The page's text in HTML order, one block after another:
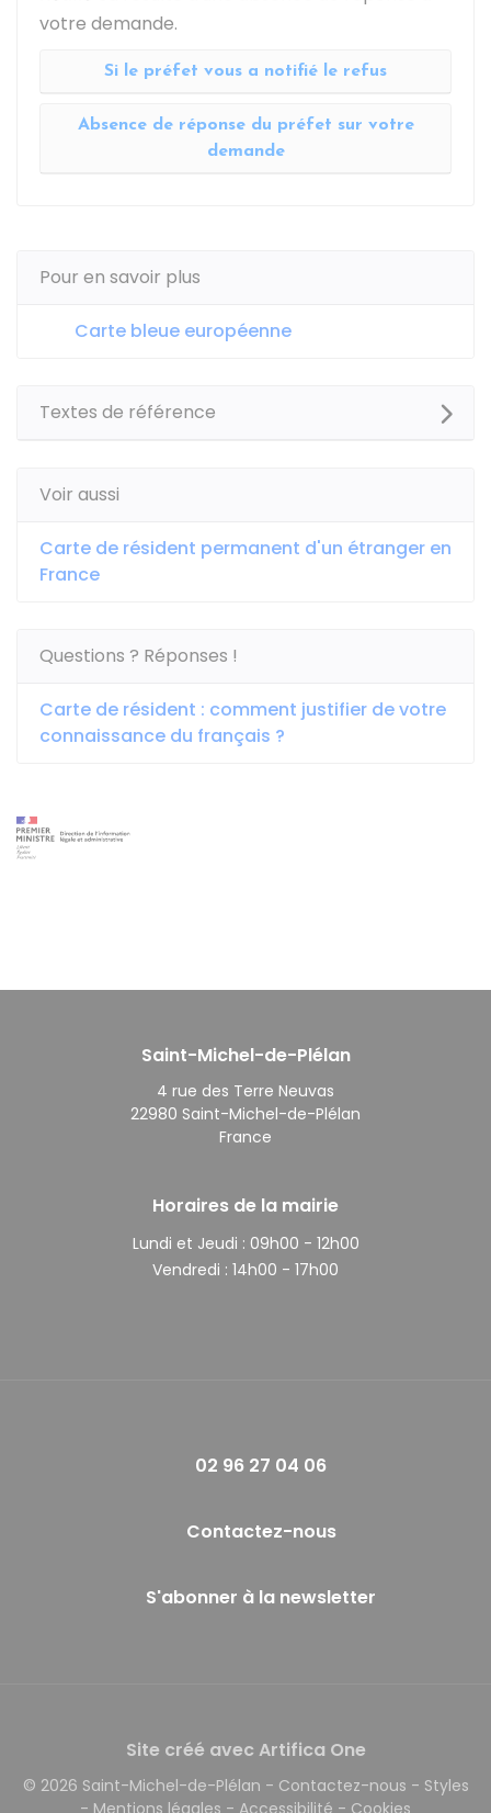
votre demande.
Si le préfet vous a notifié le refus
Absence de réponse du préfet sur votre
demande
Pour en savoir plus
Carte bleue européenne
Textes de référence
Voir aussi
Carte de résident permanent d'un étranger en
France
Questions ? Réponses !
Carte de résident : comment justifier de votre
connaissance du français ?
Saint-Michel-de-Plélan
4 rue des Terre Neuvas
22980 Saint-Michel-de-Plélan
France
Horaires de la mairie
Lundi et Jeudi : 09h00 - 12h00
Vendredi : 14h00 - 17h00
02 96 27 04 06
Contactez-nous
S'abonner à la newsletter
Site créé avec Artifica One
© 2026 Saint-Michel-de-Plélan - Contactez-nous - Styles
- Mentions légales - Accessibilité - Cookies